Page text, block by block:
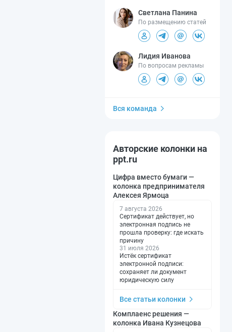
Светлана Панина
По размещению статей
Лидия Иванова
По вопросам рекламы
Вся команда
Авторские колонки на
ppt.ru
Цифра вместо бумаги —
колонка предпринимателя
Алексея Ярмоца
7 августа 2026
Сертификат действует, но
электронная подпись не
прошла проверку: где искать
причину
31 июля 2026
Истёк сертификат
электронной подписи:
сохраняет ли документ
юридическую силу
Все статьи колонки
Комплаенс решения —
колонка Ивана Кузнецова